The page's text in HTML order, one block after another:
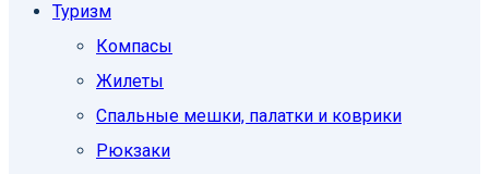
Туризм
Компасы
Жилеты
Спальные мешки, палатки и коврики
Рюкзаки